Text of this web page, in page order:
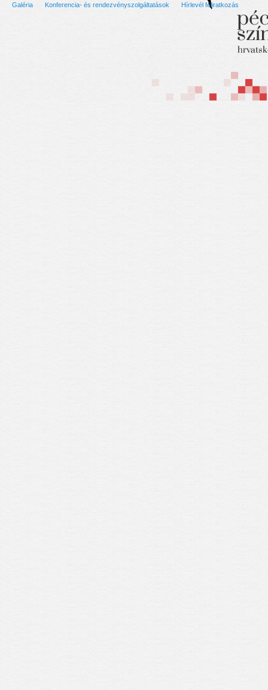
Galéria Konferencia- és rendezvényszolgáltatások Hírlevél feliratkozás